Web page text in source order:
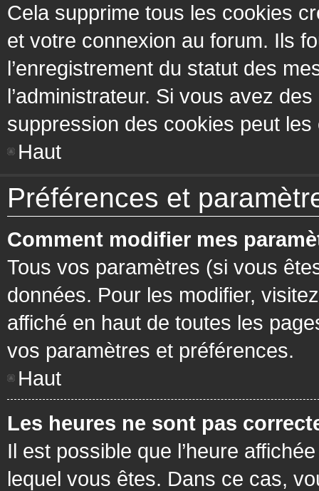
Cela supprime tous les cookies
et votre connexion au forum. Ils
l’enregistrement du statut des
l’administrateur. Si vous avez
suppression des cookies peut les
Haut
Préférences et
Comment modifier mes
Tous vos paramètres (si vous
données. Pour les modifier,
affiché en haut de toutes les
vos paramètres et préférences.
Haut
Les heures ne sont pas
Il est possible que l’heure
lequel vous êtes. Dans ce cas,